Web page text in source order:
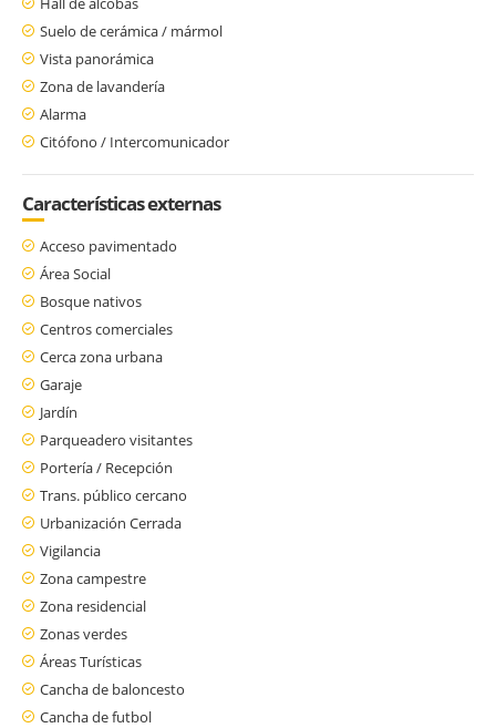
Suelo de cerámica / mármol
Vista panorámica
Zona de lavandería
Alarma
Citófono / Intercomunicador
Características externas
Acceso pavimentado
Área Social
Bosque nativos
Centros comerciales
Cerca zona urbana
Garaje
Jardín
Parqueadero visitantes
Portería / Recepción
Trans. público cercano
Urbanización Cerrada
Vigilancia
Zona campestre
Zona residencial
Zonas verdes
Áreas Turísticas
Cancha de baloncesto
Cancha de futbol